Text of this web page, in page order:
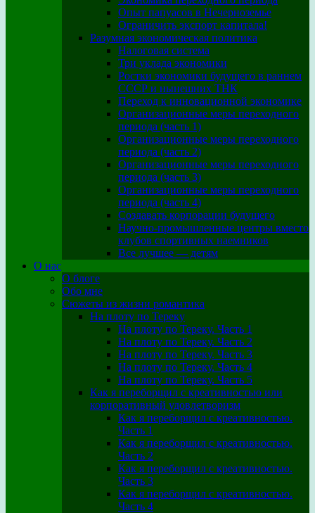
Опыт папуасов в Нечерноземье
Ограничить экспорт капитала!
Разумная экономическая политика
Налоговая система
Три уклада экономики
Ростки экономики будущего в раннем
СССР и нынешних ТНК
Переход к инновационной экономике
Организационные меры переходного
периода (часть 1)
Организационные меры переходного
периода (часть 2)
Организационные меры переходного
периода (часть 3)
Организационные меры переходного
периода (часть 4)
Создавать корпорации будущего
Научно-промышленные центры вместо
клубов спортивных наемников
Все лучшее — детям
О нас
О блоге
Обо мне
Сюжеты из жизни романтика
На плоту по Тереку
На плоту по Тереку. Часть 1
На плоту по Тереку. Часть 2
На плоту по Тереку. Часть 3
На плоту по Тереку. Часть 4
На плоту по Тереку. Часть 5
Как я переборщил с креативностью или
корпоративный удовлетворизм
Как я переборщил с креативностью.
Часть 1
Как я переборщил с креативностью.
Часть 2
Как я переборщил с креативностью.
Часть 3
Как я переборщил с креативностью.
Часть 4